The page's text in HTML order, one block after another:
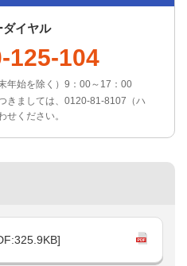
ダイヤル
125-104
年始を除く）9：00～17：00
きましては、0120-81-8107（ハ
せください。